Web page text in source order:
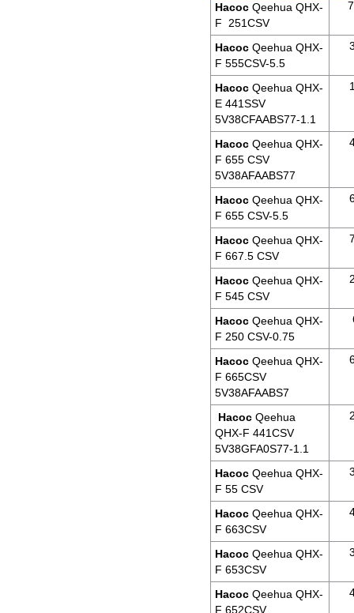
Насос Qeehua QHX-
F 251CSV
Насос Qeehua QHX-
F 555CSV-5.5
Насос Qeehua QHX-
E 441SSV
5V38CFAABS77-1.1
Насос Qeehua QHX-
F 655 CSV
5V38AFAABS77
Насос Qeehua QHX-
F 655 CSV-5.5
Насос Qeehua QHX-
F 667.5 CSV
Насос Qeehua QHX-
F 545 CSV
Насос Qeehua QHX-
F 250 CSV-0.75
Насос Qeehua QHX-
F 665CSV
5V38AFAABS7
Насос Qeehua
QHX-F 441CSV
5V38GFA0S77-1.1
Насос Qeehua QHX-
F 55 CSV
Насос Qeehua QHX-
F 663CSV
Насос Qeehua QHX-
F 653CSV
Насос Qeehua QHX-
F 652CSV